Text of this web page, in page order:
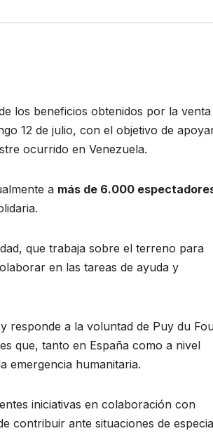
los beneficios obtenidos por la venta
12 de julio, con el objetivo de
ocurrido en Venezuela.
a más de 6.000
que trabaja sobre el terreno para
en las tareas de ayuda y
responde a la voluntad de Puy du
que, tanto en España como a nivel
emergencia humanitaria.
iniciativas en colaboración con
contribuir ante situaciones de